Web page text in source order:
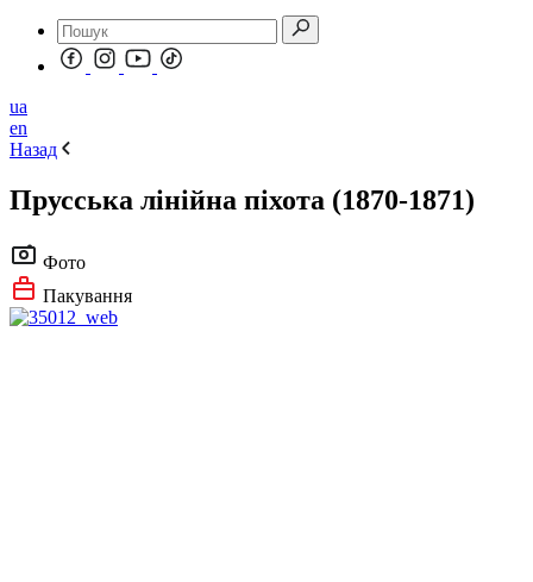
ua
en
Назад
Прусська лінійна піхота (1870-1871)
Фото
Пакування